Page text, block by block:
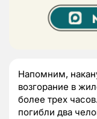
Напомним,
возгорание в
более трех
погибли два